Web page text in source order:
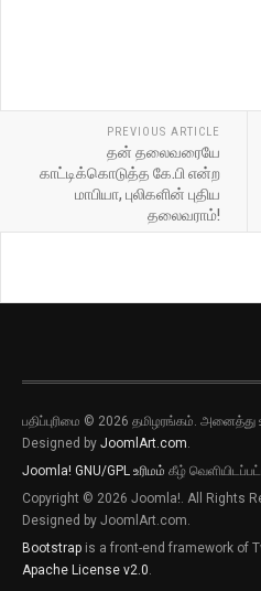
PREVIOUS ARTICLE
தன் தலைவரையே
காட்டிக்கொடுத்த கே.பி என்ற
மாபியா, புலிகளின் புதிய
தலைவராம்!
பதிப்புரிமை © 2026 தமிழரங்கம்.
Designed by JoomlArt.com.
Joomla! GNU/GPL உரிமம் கீழ்
Copyright © 2026 Joomla!. All Rights
Designed by JoomlArt.com.
Bootstrap is a front-end framework of
Apache License v2.0.
புதிய
பெறவிரும்பின்